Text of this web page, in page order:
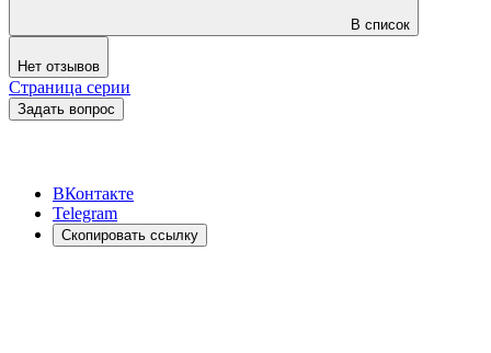
В список
Нет отзывов
Страница серии
Задать вопрос
ВКонтакте
Telegram
Скопировать ссылку